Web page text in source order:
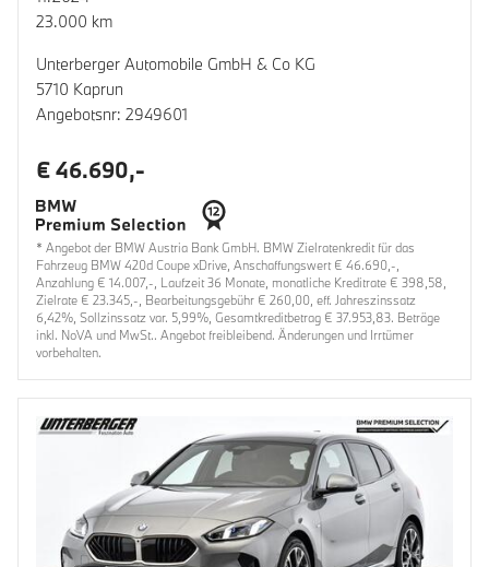
23.000 km
Unterberger Automobile GmbH & Co KG
5710 Kaprun
Angebotsnr: 2949601
€ 46.690,-
* Angebot der BMW Austria Bank GmbH. BMW Zielratenkredit für das
Fahrzeug BMW 420d Coupe xDrive, Anschaffungswert € 46.690,-,
Anzahlung € 14.007,-, Laufzeit 36 Monate, monatliche Kreditrate € 398,58,
Zielrate € 23.345,-, Bearbeitungsgebühr € 260,00, eff. Jahreszinssatz
6,42%, Sollzinssatz var. 5,99%, Gesamtkreditbetrag € 37.953,83. Beträge
inkl. NoVA und MwSt.. Angebot freibleibend. Änderungen und Irrtümer
vorbehalten.